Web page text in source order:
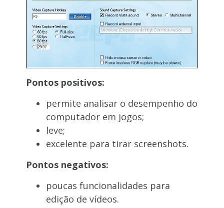
Pontos positivos:
permite analisar o desempenho do
computador em jogos;
leve;
excelente para tirar screenshots.
Pontos negativos:
poucas funcionalidades para
edição de vídeos.